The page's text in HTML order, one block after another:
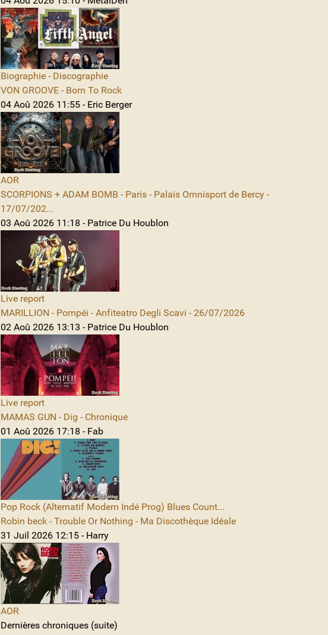
Biographie - Discographie
VON GROOVE - Born To Rock
04 Aoû 2026 11:55 - Eric Berger
AOR
SCORPIONS + ADAM BOMB - Paris - Palais Omnisport de Bercy -
17/07/202...
03 Aoû 2026 11:18 - Patrice Du Houblon
Live report
MARILLION - Pompéi - Anfiteatro Degli Scavi - 26/07/2026
02 Aoû 2026 13:13 - Patrice Du Houblon
Live report
MAMAS GUN - Dig - Chronique
01 Aoû 2026 17:18 - Fab
Pop Rock (Alternatif Modern Indé Prog) Blues Count...
Robin beck - Trouble Or Nothing - Ma Discothèque Idéale
31 Juil 2026 12:15 - Harry
AOR
Dernières chroniques (suite)